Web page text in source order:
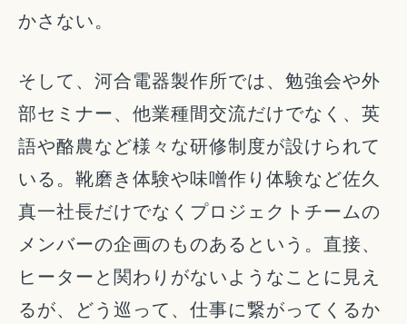
かさない。
そして、河合電器製作所では、勉強会や外
部セミナー、他業種間交流だけでなく、英
語や酪農など様々な研修制度が設けられて
いる。靴磨き体験や味噌作り体験など佐久
真一社長だけでなくプロジェクトチームの
メンバーの企画のものあるという。直接、
ヒーターと関わりがないようなことに見え
るが、どう巡って、仕事に繋がってくるか